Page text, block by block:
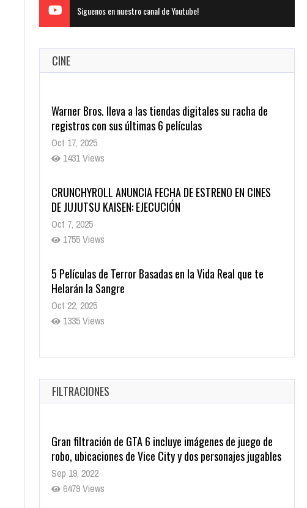
Siguenos en nuestro canal de Youtube!
CINE
Warner Bros. lleva a las tiendas digitales su racha de
registros con sus últimas 6 películas
Oct 17, 2025
1431 Views
CRUNCHYROLL ANUNCIA FECHA DE ESTRENO EN CINES
DE JUJUTSU KAISEN: EJECUCIÓN
Oct 7, 2025
1755 Views
5 Películas de Terror Basadas en la Vida Real que te
Helarán la Sangre
Oct 22, 2025
1335 Views
Revive el terror: El conjuro 4: Últimos ritos ya está
Oct 20, 2025
1377 Views
FILTRACIONES
Gran filtración de GTA 6 incluye imágenes de juego de
robo, ubicaciones de Vice City y dos personajes jugables
Sep 19, 2022
6479 Views